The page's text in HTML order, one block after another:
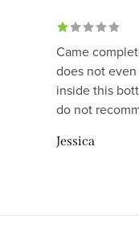
Came
does not
inside this
do not
Jessica